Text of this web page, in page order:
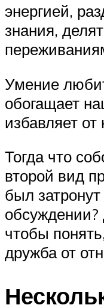
энергией,
знания,
Умение
обогащает
избавляет от
Тогда что
второй вид
был
чтобы
дружба от